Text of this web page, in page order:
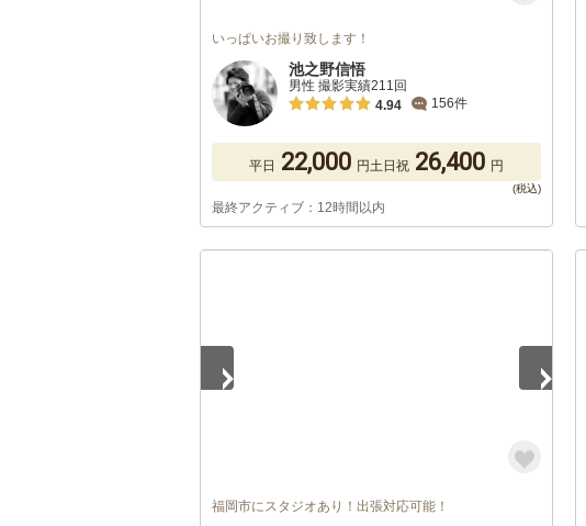
いっぱいお撮り致します！
池之野信悟
男性 撮影実績211回
4.94
156件
平日 22,000 円土日祝 26,400 円
最終アクティブ：12時間以内
福岡市にスタジオあり！出張対応可能！